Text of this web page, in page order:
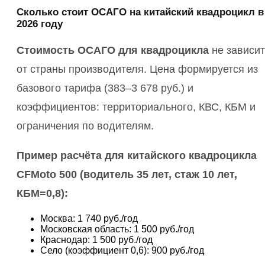
Сколько стоит ОСАГО на китайский квадроцикл в
2026 году
Стоимость ОСАГО для квадроцикла не зависит
от страны производителя. Цена формируется из
базового тарифа (383–3 678 руб.) и
коэффициентов: территориального, КВС, КБМ и
ограничения по водителям.
Пример расчёта для китайского квадроцикла
CFMoto 500 (водитель 35 лет, стаж 10 лет,
КБМ=0,8):
Москва: 1 740 руб./год
Московская область: 1 500 руб./год
Краснодар: 1 500 руб./год
Село (коэффициент 0,6): 900 руб./год